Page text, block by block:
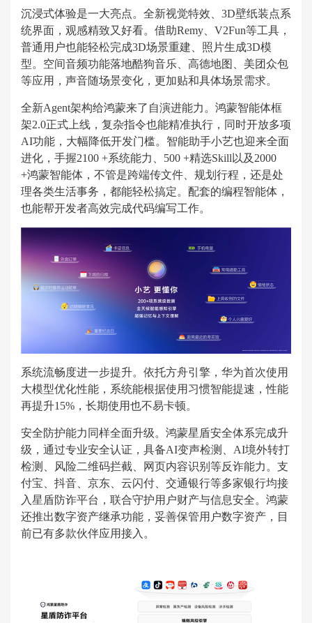
沉浸式体验是一大亮点。全新视觉特效、3D壁纸装点系
统界面，观感精致又好看。借助Remy、V2Fun等工具，
普通用户也能轻松完成3D场景重建、照片生成3D模
型。空间音频功能落地酷狗音乐、高德地图、美团众包
等应用，声音随场景变化，更加贴和具体场景需求。
全新Agent架构给鸿蒙来了自演进能力。鸿蒙智能体框
架2.0正式上线，复杂指令也能精准执行，同时开放多项
AI功能，大幅降低开发门槛。智能助手小艺也迎来全面
进化，手握2100 +系统能力、500 +精选Skill以及2000
+鸿蒙智能体，不管是跨端传文件、规划行程，还是处
理各类生活事务，都能轻松搞定。配套的编程智能体，
也能帮开发者高效完成代码编写工作。
系统流畅度进一步提升。依托方舟引擎，华为首次使用
大模型优化性能，系统能根据使用习惯智能提速，性能
再提升15%，长期使用也不易卡顿。
安全防护能力同样全面升级。鸿蒙星盾安全体系完成升
级，通过专业安全认证，具备AI变声检测、AI境外转打
检测、风险二维码拦截、网页内容识别等反诈能力。支
付宝、抖音、京东、云闪付、交通银行等多家银行均接
入星盾防诈平台，联合守护用户财产与信息安全。鸿蒙
还推出数字资产继承功能，妥善保管用户数字资产，目
前已有多款伙伴应用接入。